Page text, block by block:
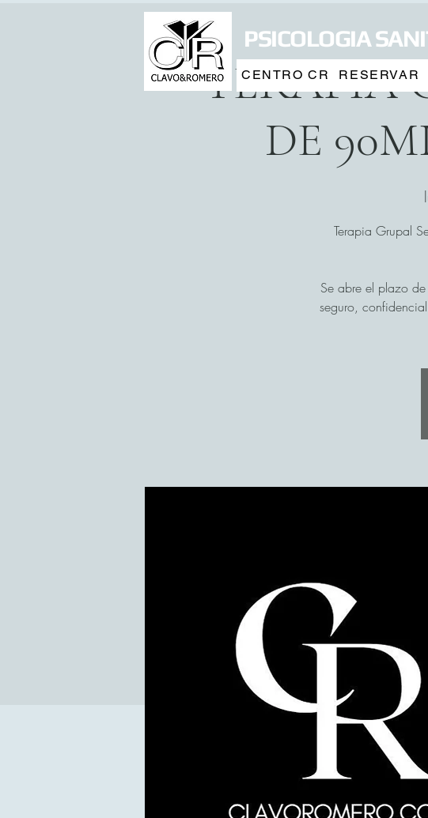
TERAPIA
DE
Terapia Grupal
Se abre el plazo
seguro,
CENTRO CR RESERVAR
PSICOLOGIA